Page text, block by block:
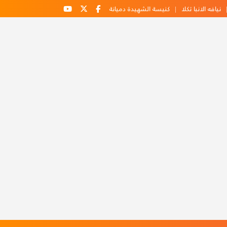
نيافه الانبا تكلا كنيسة الشهيدة دميانة